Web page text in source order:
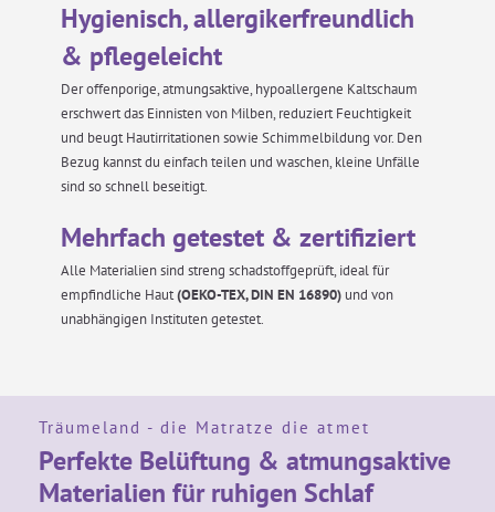
Hygienisch, allergikerfreundlich
& pflegeleicht
Der offenporige, atmungsaktive, hypoallergene Kaltschaum
erschwert das Einnisten von Milben, reduziert Feuchtigkeit
und beugt Hautirritationen sowie Schimmelbildung vor. Den
Bezug kannst du einfach teilen und waschen, kleine Unfälle
sind so schnell beseitigt.
Mehrfach getestet & zertifiziert
Alle Materialien sind streng schadstoffgeprüft, ideal für
empfindliche Haut(OEKO-TEX, DIN EN 16890) und von
unabhängigen Instituten getestet.
Träumeland - die Matratze die atmet
Perfekte Belüftung & atmungsaktive
Materialien für ruhigen Schlaf